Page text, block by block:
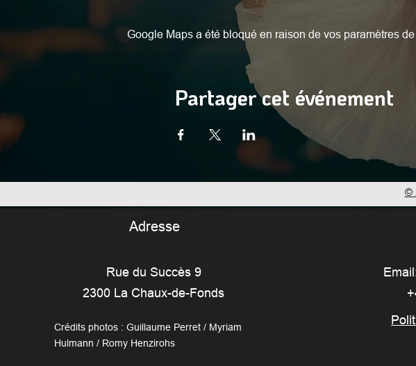
Google Maps a été bloqué en raison de vos paramètres
Partager cet événement
©
Adresse
Rue du Succès 9
2300 La Chaux-de-Fonds
Crédits photos : Guillaume Perret / Myriam
Hulmann / Romy Henzirohs